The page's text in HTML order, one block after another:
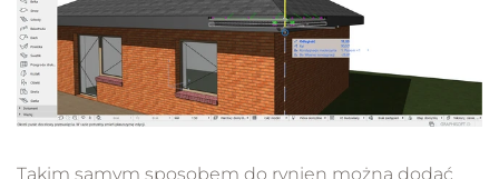
Takim samym sposobem do rynien można dodać